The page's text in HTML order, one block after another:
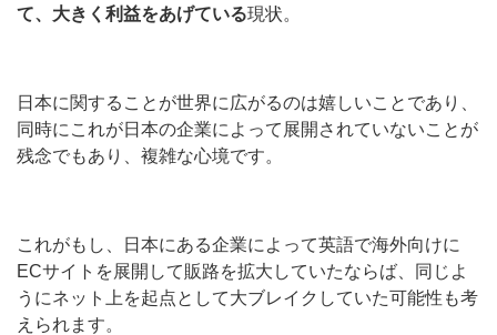
て、大きく利益をあげている現状。
日本に関することが世界に広がるのは嬉しいことであり、
同時にこれが日本の企業によって展開されていないことが
残念でもあり、複雑な心境です。
これがもし、日本にある企業によって英語で海外向けに
ECサイトを展開して販路を拡大していたならば、同じよ
うにネット上を起点として大ブレイクしていた可能性も考
えられます。